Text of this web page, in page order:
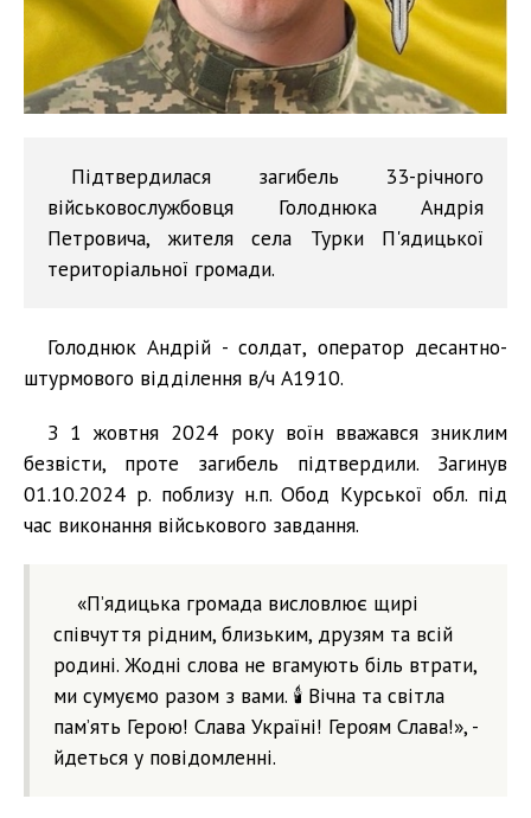
Підтвердилася загибель 33-річного
військовослужбовця Голоднюка Андрія
Петровича, жителя села Турки П'ядицької
територіальної громади.
Голоднюк Андрій - солдат, оператор десантно-
штурмового відділення в/ч А1910.
З 1 жовтня 2024 року воїн вважався зниклим
безвісти, проте загибель підтвердили. Загинув
01.10.2024 р. поблизу н.п. Обод Курської обл. під
час виконання військового завдання.
«П’ядицька громада висловлює щирі
співчуття рідним, близьким, друзям та всій
родині. Жодні слова не вгамують біль втрати,
ми сумуємо разом з вами. 🕯️ Вічна та світла
пам’ять Герою! Слава Україні! Героям Слава!», -
йдеться у повідомленні.